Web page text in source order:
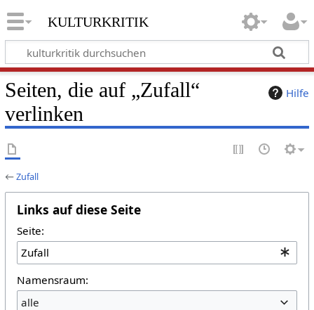
kulturkritik
Hilfe
Seiten, die auf „Zufall“
verlinken
←Zufall
Links auf diese Seite
Seite:
Namensraum:
alle